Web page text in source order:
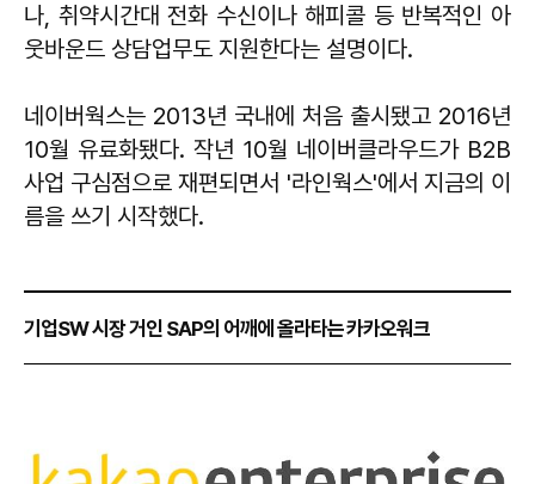
나, 취약시간대 전화 수신이나 해피콜 등 반복적인 아
웃바운드 상담업무도 지원한다는 설명이다.
네이버웍스는 2013년 국내에 처음 출시됐고 2016년
10월 유료화됐다. 작년 10월 네이버클라우드가 B2B
사업 구심점으로 재편되면서 '라인웍스'에서 지금의 이
름을 쓰기 시작했다.
기업SW 시장 거인 SAP의 어깨에 올라타는 카카오워크